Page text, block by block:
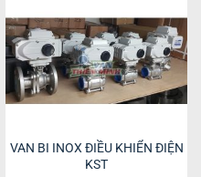
VAN BI INOX ĐIỀU KHIỂN ĐIỆN
KST